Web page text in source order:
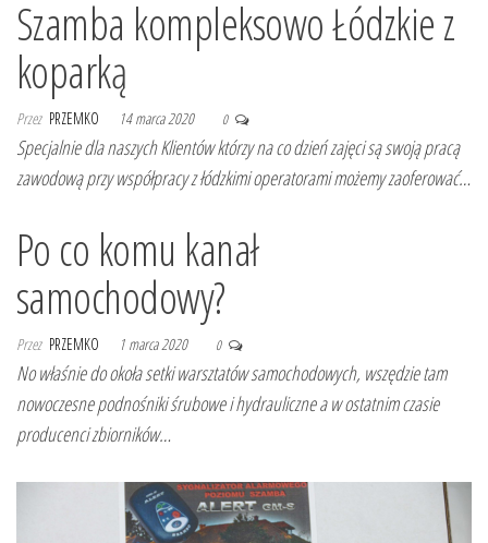
Szamba kompleksowo Łódzkie z
koparką
Przez PRZEMKO 14 marca 2020 0
Specjalnie dla naszych Klientów którzy na co dzień zajęci są swoją pracą
zawodową przy współpracy z łódzkimi operatorami możemy zaoferować…
Po co komu kanał
samochodowy?
Przez PRZEMKO 1 marca 2020 0
No właśnie do okoła setki warsztatów samochodowych, wszędzie tam
nowoczesne podnośniki śrubowe i hydrauliczne a w ostatnim czasie
producenci zbiorników…